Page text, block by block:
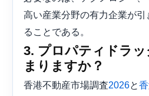
高い産業分野の有力企業が
ることである。
3. プロパティドラ
まりますか？
香港不動産市場調査2026と